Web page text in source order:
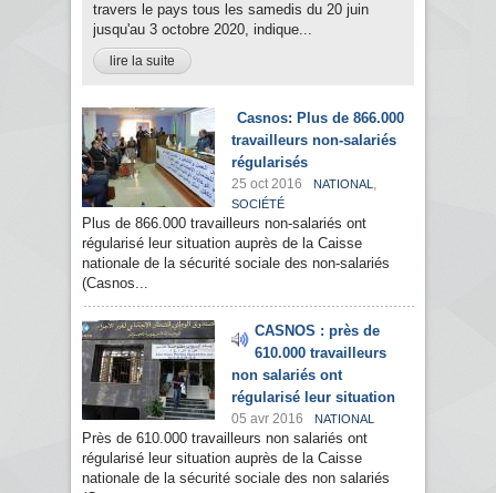
travers le pays tous les samedis du 20 juin
jusqu'au 3 octobre 2020, indique...
lire la suite
Casnos: Plus de 866.000
travailleurs non-salariés
régularisés
25 oct 2016 NATIONAL ,
SOCIÉTÉ
Plus de 866.000 travailleurs non-salariés ont
régularisé leur situation auprès de la Caisse
nationale de la sécurité sociale des non-salariés
(Casnos...
CASNOS : près de
610.000 travailleurs
non salariés ont
régularisé leur situation
05 avr 2016 NATIONAL
Près de 610.000 travailleurs non salariés ont
régularisé leur situation auprès de la Caisse
nationale de la sécurité sociale des non salariés